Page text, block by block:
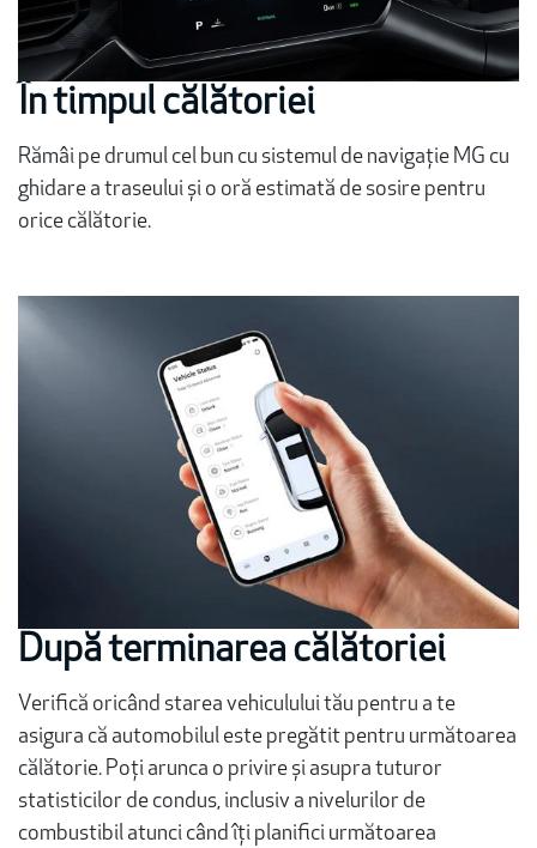
În timpul călătoriei
Rămâi pe drumul cel bun cu sistemul de navigație MG cu
ghidare a traseului și o oră estimată de sosire pentru
orice călătorie.
După terminarea călătoriei
Verifică oricând starea vehiculului tău pentru a te
asigura că automobilul este pregătit pentru următoarea
călătorie. Poți arunca o privire și asupra tuturor
statisticilor de condus, inclusiv a nivelurilor de
combustibil atunci când îți planifici următoarea